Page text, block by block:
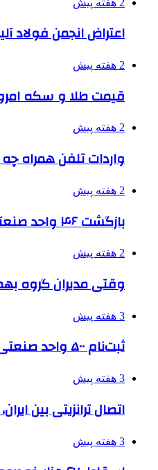
اعتراض انجمن فولاد
2 هفته پیش
قیمت طلا و سکه امروز یک
2 هفته پیش
واردات تلفن همراه
2 هفته پیش
بازگشت ۴۶ واحد صنعتی آسیب‌دیده دو جنگ اخیر البرز به چرخه تولید
2 هفته پیش
وقتی مدیران گروه
3 هفته پیش
ثبت‌نام ۵۰۰ واحد صنعتی خسارت‌دیده جنگ برای دریافت تسهیلات
3 هفته پیش
اتصال ترانزیتی بین
3 هفته پیش